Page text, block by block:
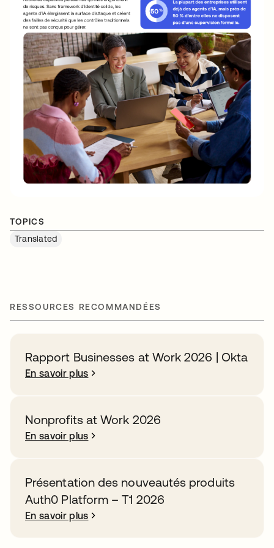
TOPICS
Translated
RESSOURCES RECOMMANDÉES
Rapport Businesses at Work 2026 | Okta
En savoir plus
Nonprofits at Work 2026
En savoir plus
Présentation des nouveautés produits
Auth0 Platform – T1 2026
En savoir plus